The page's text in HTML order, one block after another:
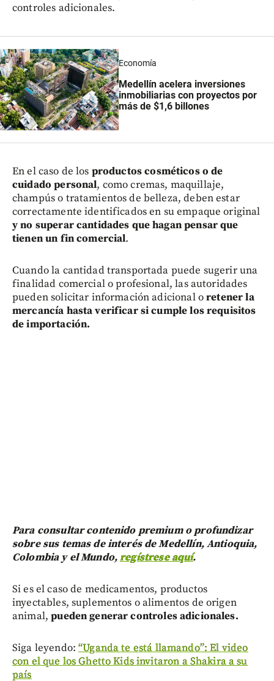
controles adicionales.
Economía
Medellín acelera inversiones
inmobiliarias con proyectos por
más de $1,6 billones
En el caso de los productos cosméticos o de
cuidado personal, como cremas, maquillaje,
champús o tratamientos de belleza, deben estar
correctamente identificados en su empaque original
y no superar cantidades que hagan pensar que
tienen un fin comercial.
Cuando la cantidad transportada puede sugerir una
finalidad comercial o profesional, las autoridades
pueden solicitar información adicional oretener la
mercancía hasta verificar si cumple los requisitos
de importación.
Para consultar contenido premium o profundizar
sobre sus temas de interés de Medellín, Antioquia,
Colombia y el Mundo,regístrese aquí.
Si es el caso de medicamentos, productos
inyectables, suplementos o alimentos de origen
animal,pueden generar controles adicionales.
Siga leyendo:“Uganda te está llamando”: El video
con el que los Ghetto Kids invitaron a Shakira a su
país